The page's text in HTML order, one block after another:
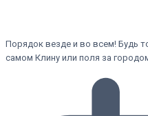
Порядок везде и во всем! Будь
самом Клину или поля за